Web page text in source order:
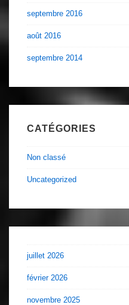
septembre 2016
août 2016
septembre 2014
CATÉGORIES
Non classé
Uncategorized
juillet 2026
février 2026
novembre 2025